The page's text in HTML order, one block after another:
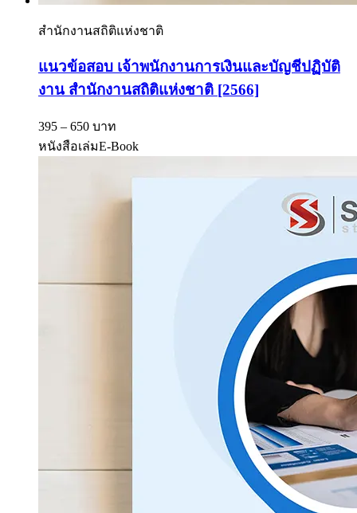
สำนักงานสถิติแห่งชาติ
แนวข้อสอบ เจ้าพนักงานการเงินและบัญชีปฏิบัติ
งาน สำนักงานสถิติแห่งชาติ [2566]
395 – 650 บาท
หนังสือเล่มE-Book